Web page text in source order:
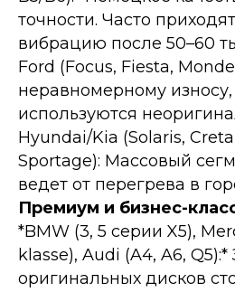
точности. Часто
вибрацию после 50–60
Ford (Focus, Fiesta,
неравномерному
используются
Hyundai/Kia (Solaris,
Sportage): Массовый
ведет от перегрева в
Премиум и бизнес-
*BMW (3, 5 серии X5),
klasse), Audi (A4, A6,
оригинальных дисков